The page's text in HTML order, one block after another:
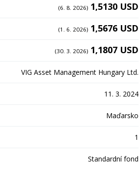
(6. 8. 2026) 1,5130 USD
(1. 6. 2026) 1,5676 USD
(30. 3. 2026) 1,1807 USD
VIG Asset Management Hungary Ltd.
11. 3. 2024
Maďarsko
1
Standardní fond